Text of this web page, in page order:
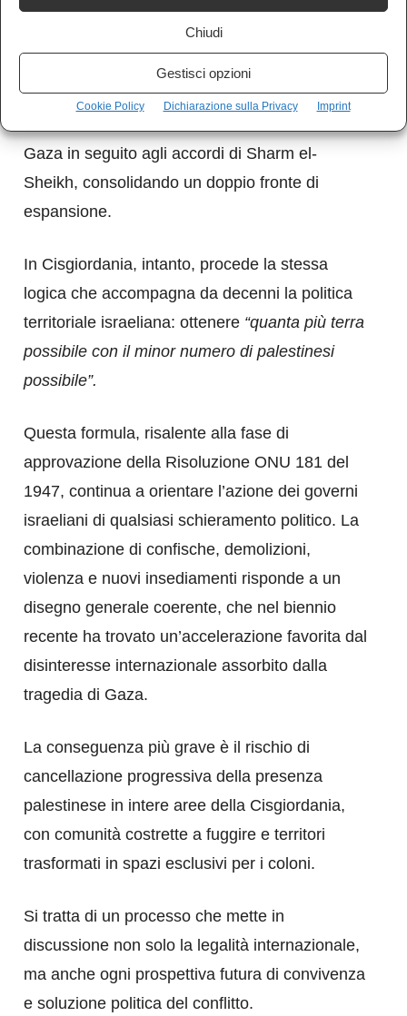
Chiudi
Gestisci opzioni
Cookie Policy Dichiarazione sulla Privacy Imprint
che saranno successivamente incorporati
nell’area di controllo israeliano.
Parallelamente, lo Stato israeliano mantiene il
Gaza in seguito agli accordi di Sharm el-
Sheikh, consolidando un doppio fronte di
espansione.
In Cisgiordania, intanto, procede la stessa
logica che accompagna da decenni la politica
territoriale israeliana: ottenere “quanta più terra
possibile con il minor numero di palestinesi
possibile”.
Questa formula, risalente alla fase di
approvazione della Risoluzione ONU 181 del
1947, continua a orientare l’azione dei governi
israeliani di qualsiasi schieramento politico. La
combinazione di confische, demolizioni,
violenza e nuovi insediamenti risponde a un
disegno generale coerente, che nel biennio
recente ha trovato un’accelerazione favorita dal
disinteresse internazionale assorbito dalla
tragedia di Gaza.
La conseguenza più grave è il rischio di
cancellazione progressiva della presenza
palestinese in intere aree della Cisgiordania,
con comunità costrette a fuggire e territori
trasformati in spazi esclusivi per i coloni.
Si tratta di un processo che mette in
discussione non solo la legalità internazionale,
ma anche ogni prospettiva futura di convivenza
e soluzione politica del conflitto.